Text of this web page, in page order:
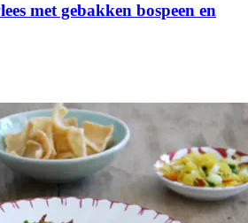
met gebakken bospeen en